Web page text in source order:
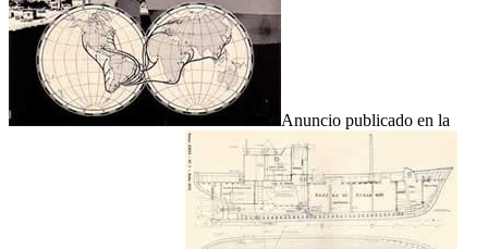
Anuncio publicado en la